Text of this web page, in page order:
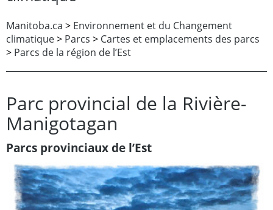
Manitoba.ca > Environnement et du Changement
climatique> Parcs > Cartes et emplacements des parcs
> Parcs de la région de l’Est
Parc provincial de la Rivière-
Manigotagan
Parcs provinciaux de l’Est